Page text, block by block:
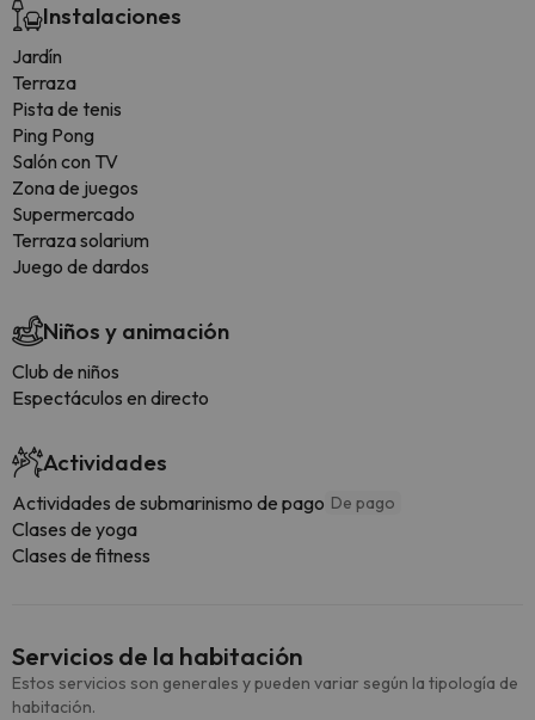
Instalaciones
Jardín
Terraza
Pista de tenis
Ping Pong
Salón con TV
Zona de juegos
Supermercado
Terraza solarium
Juego de dardos
Niños y animación
Club de niños
Espectáculos en directo
Actividades
Actividades de submarinismo de pago De pago
Clases de yoga
Clases de fitness
Servicios de la habitación
Estos servicios son generales y pueden variar según la tipología de
habitación.